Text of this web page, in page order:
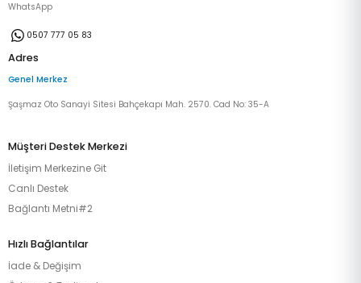
WhatsApp
0507 777 05 83
Adres
Genel Merkez
Şaşmaz Oto Sanayi Sitesi Bahçekapı Mah. 2570. Cad No: 35-A
Müşteri Destek Merkezi
İletişim Merkezine Git
Canlı Destek
Bağlantı Metni#2
Hızlı Bağlantılar
İade & Değişim